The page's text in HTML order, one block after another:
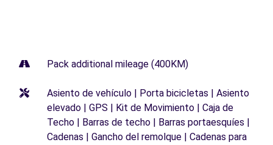
Pack additional mileage (400KM)
Asiento de vehículo | Porta bicicletas | Asiento
elevado | GPS | Kit de Movimiento | Caja de
Techo | Barras de techo | Barras portaesquíes |
Cadenas | Gancho del remolque | Cadenas para